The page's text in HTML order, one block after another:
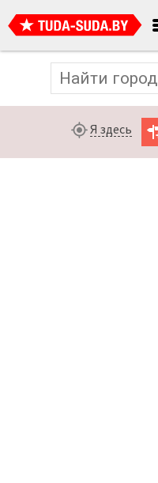
Я здесь